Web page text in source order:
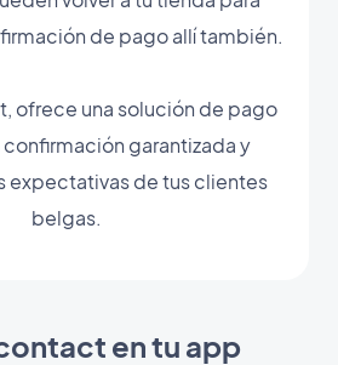
de pago allí también.
ofrece una solución de pago
confirmación garantizada y
expectativas de tus clientes
belgas.
en tu app